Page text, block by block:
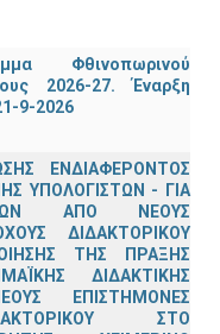
Φθινοπωρινού
2026-27. Έναρξη
9-2026
ΕΝΔΙΑΦΕΡΟΝΤΟΣ
ΥΠΟΛΟΓΙΣΤΩΝ - ΓΙΑ
ΑΠΟ ΝΕΟΥΣ
ΔΙΔΑΚΤΟΡΙΚΟΥ
ΤΗΣ ΠΡΑΞΗΣ
ΔΙΔΑΚΤΙΚΗΣ
ΕΠΙΣΤΗΜΟΝΕΣ
ΣΤΟ